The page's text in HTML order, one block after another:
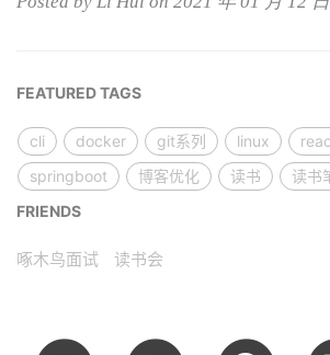
FEATURED TAGS
cli docker git系列 linux
springboot
博客优化 读书
读书
FRIENDS
啄木鸟面试 读书会